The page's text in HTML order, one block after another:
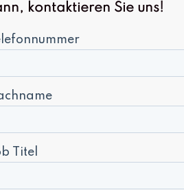
kontaktieren Sie uns!